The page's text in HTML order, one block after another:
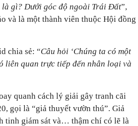
là gì? Dưới góc độ ngoài Trái Đất”,
và là một thành viên thuộc Hội đồng
chia sẻ: “Câu hỏi ‘Chúng ta có một
liên quan trực tiếp đến nhân loại và
quanh cách lý giải gây tranh cãi
gọi là “giả thuyết vườn thú”. Giả
tinh giám sát và… thậm chí có lẽ là